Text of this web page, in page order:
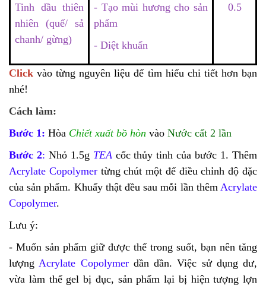
Tinh dầu thiên
nhiên (quế/ sả
chanh/ gừng)
- Tạo mùi hương cho sản
phẩm
- Diệt khuẩn
0.5
Click vào từng nguyên liệu để tìm hiểu chi tiết hơn bạn
nhé!
Cách làm:
Bước 1: Hòa Chiết xuất bồ hòn vào Nước cất 2 lần
Bước 2: Nhỏ 1.5g TEA
Acrylate Copolymer từng chút một để điều chỉnh độ đặc
của sản phẩm. Khuấy thật đều sau mỗi lần thêm Acrylate
Copolymer.
Lưu ý:
- Muốn sản phẩm giữ được thể trong suốt, bạn nên tăng
lượng Acrylate Copolymer dần dần. Việc sử dụng dư,
vừa làm thể gel bị đục, sản phẩm lại bị hiện tượng lợn